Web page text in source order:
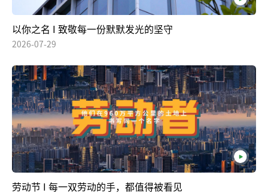
以你之名 I 致敬每一份默默发光的坚守
2026-07-29
劳动节 I 每一双劳动的手，都值得被看见